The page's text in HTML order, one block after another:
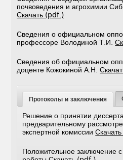
почвоведения и агрохимии
Скачать (pdf.)
Сведения о официальном
профессоре Володиной Т.И.
Сведения об официальном
доценте Кожокиной А.Н.
Протоколы и заключения
Решение о принятии
предварительному
экспертной комиссии
Положительное заключение